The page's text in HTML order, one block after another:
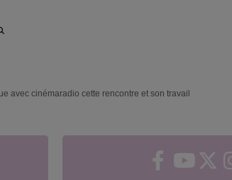
avec cinémaradio cette rencontre et son travail